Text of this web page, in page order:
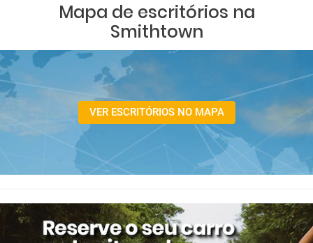
Mapa de escritórios na
Smithtown
VER ESCRITÓRIOS NO MAPA